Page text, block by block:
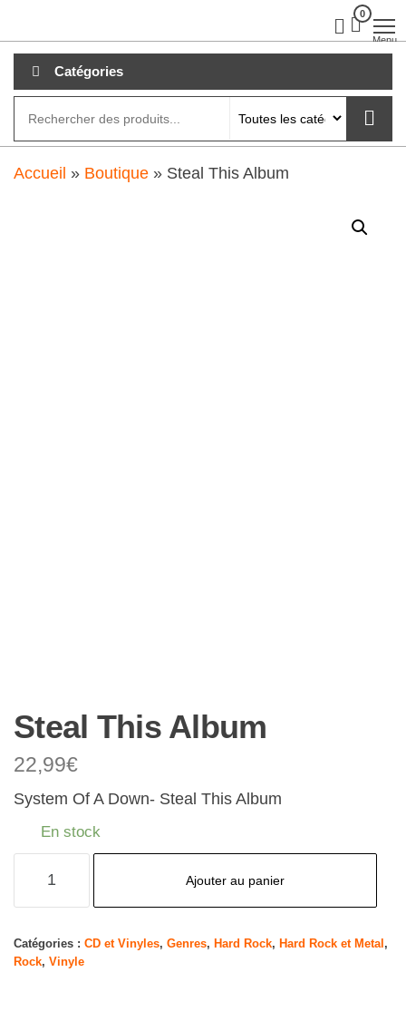
au
contenu
0
Menu
Catégories
Accueil » Boutique » Steal This Album
Steal This Album
22,99€
System Of A Down- Steal This Album
En stock
This
Album
Ajouter au panier
Catégories : CD et Vinyles, Genres, Hard Rock, Hard Rock et Metal ,
Rock, Vinyle